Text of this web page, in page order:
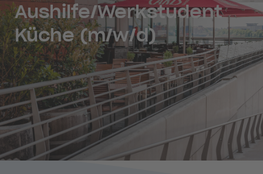
Aushilfe/Werkstudent
Küche (m/w/d)